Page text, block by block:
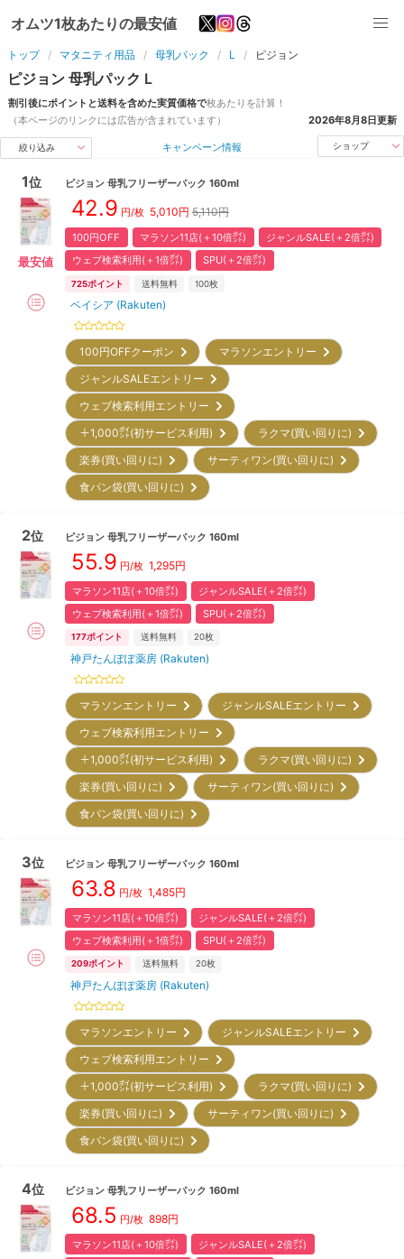
オムツ1枚あたりの最安値
トップ マタニティ用品 母乳パック L ピジョン
ピジョン 母乳パック L
割引後にポイントと送料を含めた実質価格で枚あたりを計算！
（本ページのリンクには広告が含まれています）
2026年8月8日更新
絞り込み キャンペーン情報 ショップ
1位
最安値
ピジョン 母乳フリーザーパック 160ml
42.9 円/枚 5,010円 5,110円
100円OFF マラソン11店(＋10倍㌽)
ジャンルSALE(＋2倍㌽)
ウェブ検索利用(＋1倍㌽)
SPU(＋2倍㌽)
725ポイント 送料無料 100枚
ベイシア (Rakuten)
100円OFFクーポン
マラソンエントリー
ジャンルSALEエントリー
ウェブ検索利用エントリー
＋1,000㌽(初サービス利用)
ラクマ(買い回りに)
楽券(買い回りに)
サーティワン(買い回りに)
食パン袋(買い回りに)
2位 ピジョン 母乳フリーザーパック 160ml
55.9 円/枚 1,295円
マラソン11店(＋10倍㌽)
ジャンルSALE(＋2倍㌽)
ウェブ検索利用(＋1倍㌽)
SPU(＋2倍㌽)
177ポイント 送料無料 20枚
神戸たんぽぽ薬房 (Rakuten)
マラソンエントリー
ジャンルSALEエントリー
ウェブ検索利用エントリー
＋1,000㌽(初サービス利用)
ラクマ(買い回りに)
楽券(買い回りに)
サーティワン(買い回りに)
食パン袋(買い回りに)
3位 ピジョン 母乳フリーザーパック 160ml
63.8 円/枚 1,485円
マラソン11店(＋10倍㌽)
ジャンルSALE(＋2倍㌽)
ウェブ検索利用(＋1倍㌽)
SPU(＋2倍㌽)
209ポイント 送料無料 20枚
神戸たんぽぽ薬房 (Rakuten)
マラソンエントリー
ジャンルSALEエントリー
ウェブ検索利用エントリー
＋1,000㌽(初サービス利用)
ラクマ(買い回りに)
楽券(買い回りに)
サーティワン(買い回りに)
食パン袋(買い回りに)
4位 ピジョン 母乳フリーザーパック 160ml
68.5 円/枚 898円
マラソン11店(＋10倍㌽)
ジャンルSALE(＋2倍㌽)